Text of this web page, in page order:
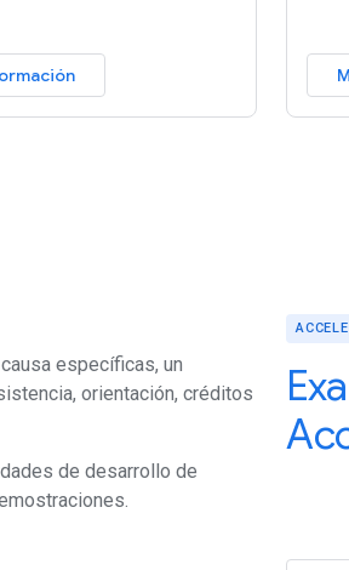
específicas, un
orientación, créditos
de desarrollo de